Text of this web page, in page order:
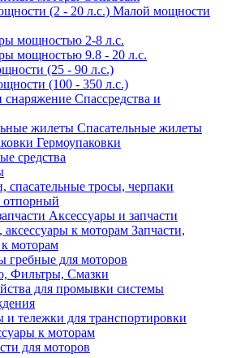
Малой мощности
мощностью 2-8 л.с.
мощностью 9.8 - 20 л.с.
(25 - 90 л.с.)
(100 - 350 л.с.)
Спассредства и
Спасательные жилеты
Гермоупаковки
средства
спасательные тросы, черпаки
Аксессуары и запчасти
Запчасти,
к моторам
гребные для моторов
Фильтры, Смазки
для промывки системы
и тележки для транспортировки
к моторам
для моторов